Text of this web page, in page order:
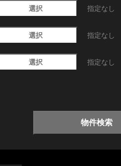
選択 指定なし
選択 指定なし
選択 指定なし
物件検索